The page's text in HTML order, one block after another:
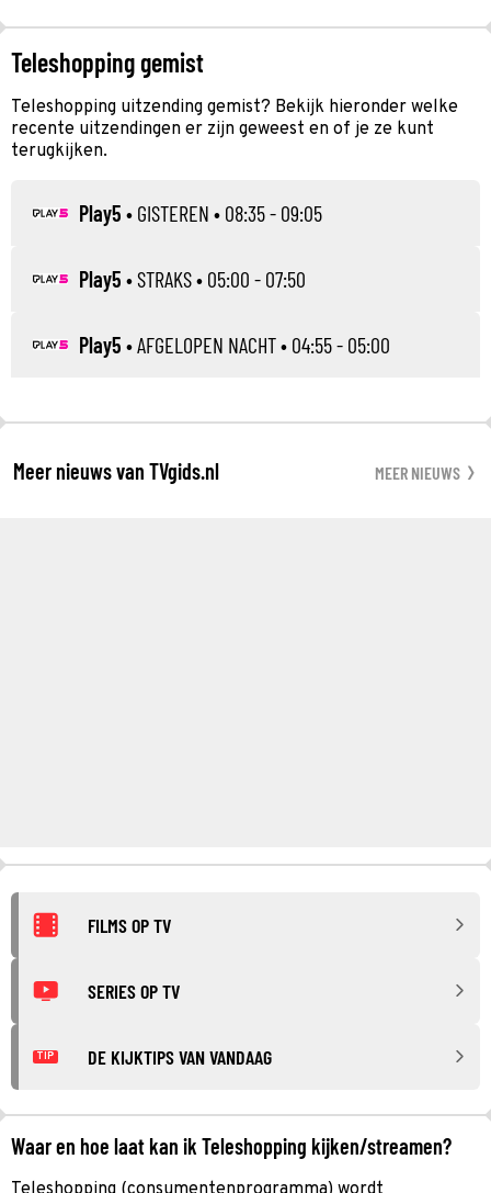
Teleshopping gemist
Teleshopping uitzending gemist? Bekijk hieronder welke
recente uitzendingen er zijn geweest en of je ze kunt
terugkijken.
Play5 • GISTEREN • 08:35 - 09:05
Play5 •STRAKS• 05:00 - 07:50
Play5 •AFGELOPEN NACHT• 04:55 - 05:00
Meer nieuws van TVgids.nl MEER NIEUWS
FILMS OP TV
SERIES OP TV
TIP DE KIJKTIPS VAN VANDAAG
Waar en hoe laat kan ik Teleshopping kijken/streamen?